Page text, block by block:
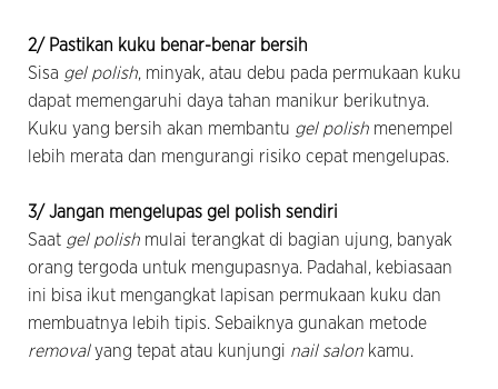
2/ Pastikan kuku benar-benar bersih
Sisa gel polish, minyak, atau debu pada permukaan kuku
dapat memengaruhi daya tahan manikur berikutnya.
Kuku yang bersih akan membantu gel polish menempel
lebih merata dan mengurangi risiko cepat mengelupas.
3/ Jangan mengelupas gel polish sendiri
Saat gel polish mulai terangkat di bagian ujung, banyak
orang tergoda untuk mengupasnya. Padahal, kebiasaan
ini bisa ikut mengangkat lapisan permukaan kuku dan
membuatnya lebih tipis. Sebaiknya gunakan metode
removalyang tepat atau kunjungi nail salon kamu.